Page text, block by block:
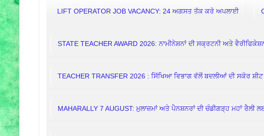
LIFT OPERATOR JOB VACANCY: 24 ਅਗਸਤ ਤੱਕ ਕਰੋ ਅਪਲਾਈ
STATE TEACHER AWARD 2026: ਨਾਮੀਨੇਸ਼ਨਾਂ ਦੀ ਸਕ੍ਰਟਨੀ ਅਤੇ
TEACHER TRANSFER 2026 : ਸਿੱਖਿਆ ਵਿਭਾਗ ਵੱਲੋਂ ਬਦਲੀਆਂ ਦੀ ਸਕੋਰ ਸ਼ੀਟ
MAHARALLY 7 AUGUST: ਮੁਲਾਜ਼ਮਾਂ ਅਤੇ ਪੈਨਸ਼ਨਰਾਂ ਦੀ ਚੰਡੀਗੜ੍ਹ ਮਹਾਂ